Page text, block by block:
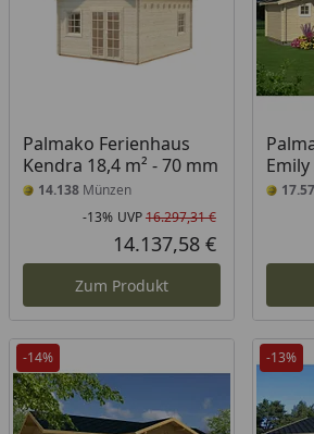
Palmako Ferienhaus
Kendra 18,4 m² - 70 mm
14.138 Münzen
Rabatt in
-13% UVP16.297,31 €
Aktueller
14.137,58 €
Zum Produkt
-14% -13%